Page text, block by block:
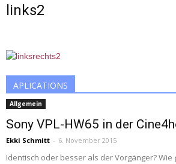
links2
APLICATIONS
Allgemein
Sony VPL-HW65 in der
Ekki Schmitt - 6. November 2015
Identisch oder besser als der Vorgänger? Wie